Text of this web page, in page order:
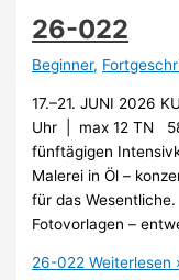
26-022
Beginner,
17.–21. JUNI 2026
Uhr | max 12 TN
fünftägigen
Malerei in Öl –
für das
Fotovorlagen –
26-022 Weiterlesen